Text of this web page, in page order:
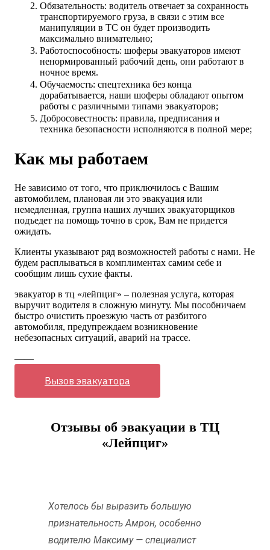
Обязательность: водитель отвечает за сохранность
транспортируемого груза, в связи с этим все
манипуляции в ТС он будет производить
максимально внимательно;
Работоспособность: шоферы эвакуаторов имеют
ненормированный рабочий день, они работают в
ночное время.
Обучаемость: спецтехника без конца
дорабатывается, наши шоферы обладают опытом
работы с различными типами эвакуаторов;
Добросовестность: правила, предписания и
техника безопасности исполняются в полной мере;
Как мы работаем
Не зависимо от того, что приключилось с Вашим
автомобилем, плановая ли это эвакуация или
немедленная, группа наших лучших эвакуаторщиков
подъедет на помощь точно в срок, Вам не придется
ожидать.
Клиенты указывают ряд возможностей работы с нами. Не
будем расплываться в комплиментах самим себе и
сообщим лишь сухие факты.
эвакуатор в тц «лейпциг» – полезная услуга, которая
выручит водителя в сложную минуту. Мы пособничаем
быстро очистить проезжую часть от разбитого
автомобиля, предупреждаем возникновение
небезопасных ситуаций, аварий на трассе.
——
Вызов эвакуатора
Отзывы об эвакуации в ТЦ
«Лейпциг»
Хотелось бы выразить большую
признательность Амрон, особенно
водителю Максиму — специалист